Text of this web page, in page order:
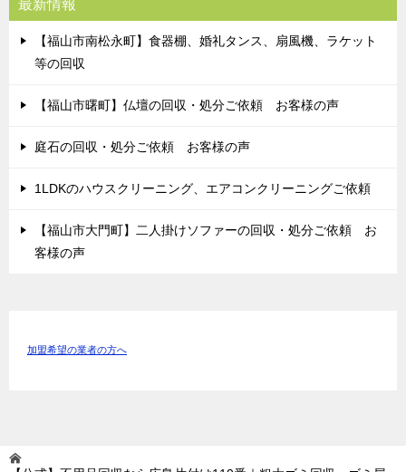
最新情報
【福山市南松永町】食器棚、婚礼タンス、扇風機、ラケット
等の回収
【福山市曙町】仏壇の回収・処分ご依頼 お客様の声
庭石の回収・処分ご依頼 お客様の声
1LDKのハウスクリーニング、エアコンクリーニングご依頼
【福山市大門町】二人掛けソファーの回収・処分ご依頼 お
客様の声
加盟希望の業者の方へ